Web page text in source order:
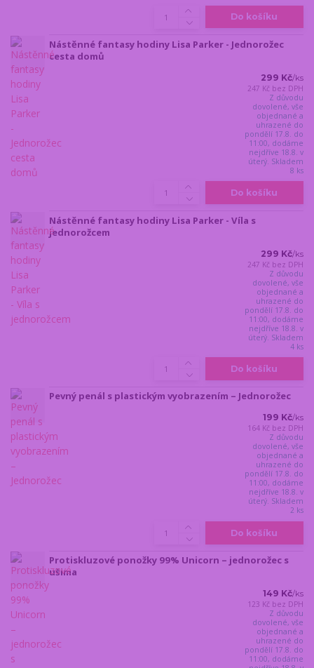
Do košíku
Nástěnné fantasy hodiny Lisa Parker - Jednorožec
cesta domů
299 Kč/ks
247 Kč bez DPH
Z důvodu
dovolené, vše
objednané a
uhrazené do
pondělí 17.8. do
11:00, dodáme
nejdříve 18.8. v
úterý. Skladem
8 ks
Do košíku
Nástěnné fantasy hodiny Lisa Parker - Víla s
jednorožcem
299 Kč/ks
247 Kč bez DPH
Z důvodu
dovolené, vše
objednané a
uhrazené do
pondělí 17.8. do
11:00, dodáme
nejdříve 18.8. v
úterý. Skladem
4 ks
Do košíku
Pevný penál s plastickým vyobrazením – Jednorožec
199 Kč/ks
164 Kč bez DPH
Z důvodu
dovolené, vše
objednané a
uhrazené do
pondělí 17.8. do
11:00, dodáme
nejdříve 18.8. v
úterý. Skladem
2 ks
Do košíku
Protiskluzové ponožky 99% Unicorn – jednorožec s
ušima
149 Kč/ks
123 Kč bez DPH
Z důvodu
dovolené, vše
objednané a
uhrazené do
pondělí 17.8. do
11:00, dodáme